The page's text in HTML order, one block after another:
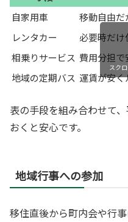
自家用車
移動自由だ
レンタカー
必要時だ
相乗りサービス 費用分担
地域の定期バス 運賃が安
スク
表の手段を組み合わせて
おくと安心です。
地域行事への参加
移住直後から町内会や行